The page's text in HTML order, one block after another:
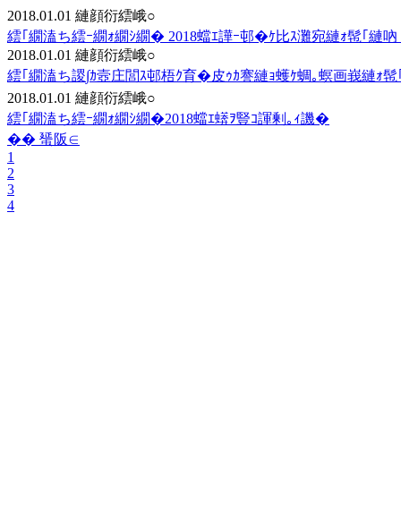
2018.01.01 縺顔衍繧峨○
繧｢繝溘ち繧ｰ繝ｫ繝ｼ繝� 2018蟷ｴ譁ｰ邨�ｹ比ｽ灘宛縺ｫ髢｢縺
2018.01.01 縺顔衍繧峨○
繧｢繝溘ち謖∫ｶ壼庄閭ｽ邨梧ｸ育�皮ｩｶ謇縺ｮ蠖ｹ蜩｡螟画峩縺ｫ
2018.01.01 縺顔衍繧峨○
繧｢繝溘ち繧ｰ繝ｫ繝ｼ繝�2018蟷ｴ蠎ｦ豎ｺ諢剰｡ｨ譏�
�� 蜑阪∈
1
2
3
4